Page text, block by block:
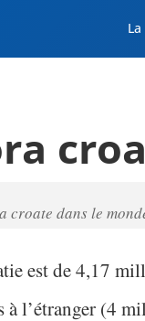
croate dans le
est de 4,17
à l’étranger (4